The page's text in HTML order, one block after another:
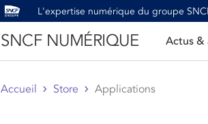
L'expertise numérique du groupe
SNCF NUMÉRIQUE Actus &
Accueil Store Applications